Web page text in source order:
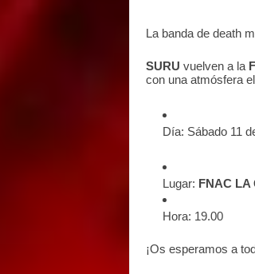
La banda de death
SURU vuelven a la
con una atmósfera
Día: Sábado 11
Lugar: FNAC LA
Hora: 19.00
¡Os esperamos a